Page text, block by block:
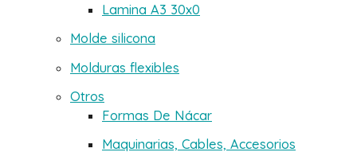
Lamina A3 30x0
Molde silicona
Molduras flexibles
Otros
Formas De Nácar
Maquinarias, Cables, Accesorios